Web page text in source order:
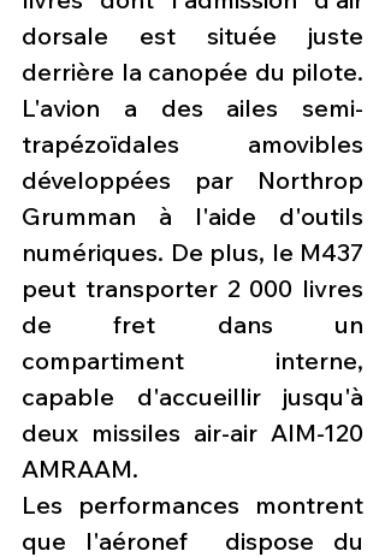
dorsale est située juste
derrière la canopée du pilote.
L'avion a des ailes semi-
trapézoïdales amovibles
développées par Northrop
Grumman à l'aide d'outils
numériques. De plus, le M437
peut transporter 2 000 livres
de fret dans un
compartiment interne,
capable d'accueillir jusqu'à
deux missiles air-air AIM-120
AMRAAM.
Les performances montrent
que l'aéronef  dispose du